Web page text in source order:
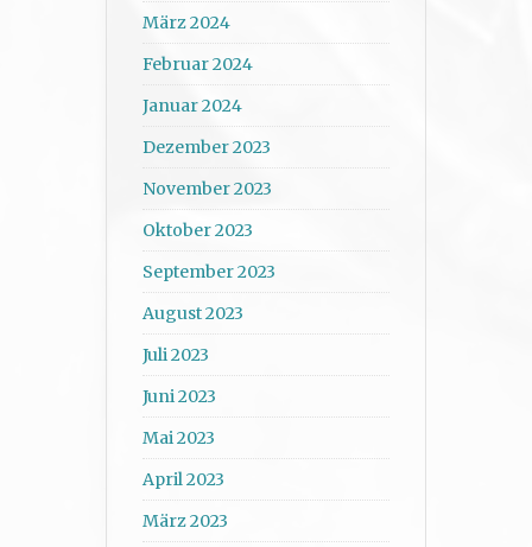
März 2024
Februar 2024
Januar 2024
Dezember 2023
November 2023
Oktober 2023
September 2023
August 2023
Juli 2023
Juni 2023
Mai 2023
April 2023
März 2023